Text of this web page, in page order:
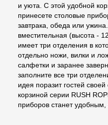
и уюта. С этой удобной
принесете столовые
завтрака, обеда или
вместительная (высота -
имеет три отделения в
отдельно ножи, вилки и
салфетки и заранее
заполните все три
идея поразит гостей
корзиной серии RUSH
приборов станет